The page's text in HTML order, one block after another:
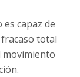
capaz de
total
movimiento